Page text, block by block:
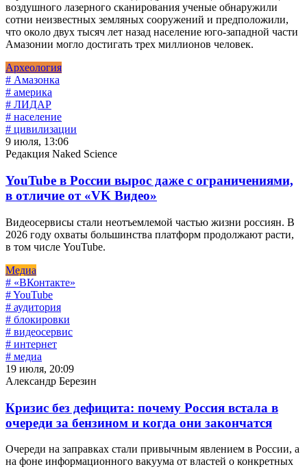
воздушного лазерного сканирования ученые обнаружили
сотни неизвестных земляных сооружений и предположили,
что около двух тысяч лет назад население юго-западной части
Амазонии могло достигать трех миллионов человек.
Археология
# Амазонка
# америка
# ЛИДАР
# население
# цивилизации
9 июля, 13:06
Редакция Naked Science
YouTube в России вырос даже с ограничениями,
в отличие от «VK Видео»
Видеосервисы стали неотъемлемой частью жизни россиян. В
2026 году охваты большинства платформ продолжают расти,
в том числе YouTube.
Медиа
# «ВКонтакте»
# YouTube
# аудитория
# блокировки
# видеосервис
# интернет
# медиа
19 июля, 20:09
Александр Березин
Кризис без дефицита: почему Россия встала в
очереди за бензином и когда они закончатся
Очереди на заправках стали привычным явлением в России, а
на фоне информационного вакуума от властей о конкретных